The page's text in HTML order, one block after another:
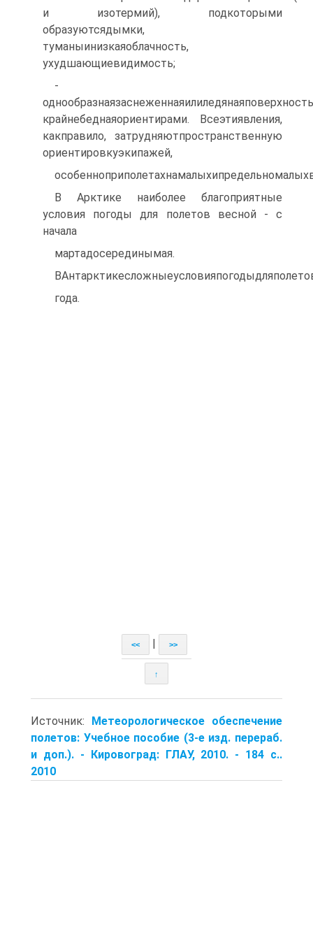
и изотермий), подкоторыми
образуютсядымки,
туманыинизкаяоблачность,
ухудшающиевидимость;
-
крайнебеднаяориентирами. Всеэтиявления,
какправило, затрудняютпространственную
ориентировкуэкипажей,
В Арктике наиболее благоприятные
условия погоды для полетов весной - с
начала
мартадосерединымая.
года.
<< >>
↑
Источник: Метеорологическое обеспечение
полетов: Учебное пособие (3-е изд. перераб.
и доп.). - Кировоград: ГЛАУ, 2010. - 184 с..
2010